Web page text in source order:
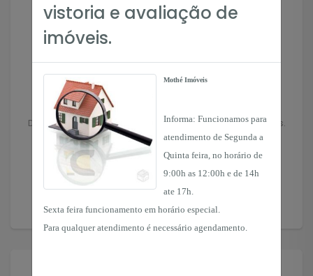
vistoria e avaliação de
imóveis.
Mothé Imóveis
Informa: Funcionamos para
atendimento de Segunda a
Quinta feira, no horário de
9:00h as 12:00h e de 14h
ate 17h.
Sexta feira funcionamento em horário especial.
Para qualquer atendimento é necessário agendamento.
Anuncie seu Imóvel
Deixe seu imóvel nas mãos de profissionais experientes.
Anunciar